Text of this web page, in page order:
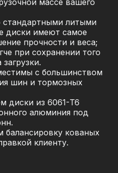
литыми
диски имеют самое
прочности и веса;
при сохранении того
с большинством
шин и тормозных
диски из 6061-T6
алюминия под
кованых
клиенту.